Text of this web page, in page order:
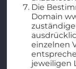
Die
Domain
einzelnen
jeweiligen